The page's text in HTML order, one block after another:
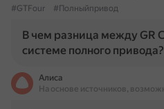
#GTFour
#Полныйпривод
В чем разница между GR
системе полного привода?
Алиса
На основе источников,